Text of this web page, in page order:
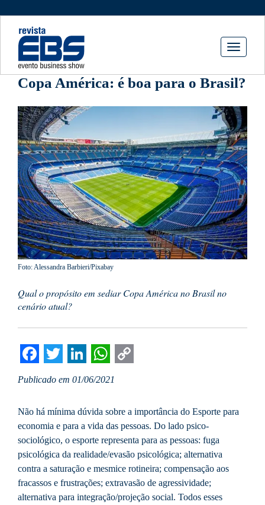
Toggle
Copa América: é boa para o Brasil?
Foto: Alessandra Barbieri/Pixabay
Qual o propósito em sediar Copa América no Brasil no
cenário atual?
Facebook
Twitter
LinkedIn
WhatsApp
Publicado em 01/06/2021
Não há mínima dúvida sobre a importância do Esporte para
economia e para a vida das pessoas. Do lado psico-
sociológico, o esporte representa para as pessoas: fuga
psicológica da realidade/evasão psicológica; alternativa
contra a saturação e mesmice rotineira; compensação aos
fracassos e frustrações; extravasão de agressividade;
alternativa para integração/projeção social. Todos esses